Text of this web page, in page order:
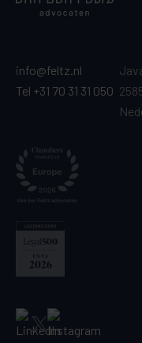
info@feltz.nl
Tel +31 70 31 31 050